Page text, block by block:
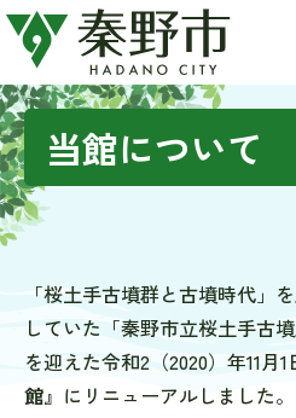
当館について
「桜土手古墳群と古墳時代」
していた「秦野市立桜土手古
を迎えた令和2（2020）年11月1
館』にリニューアルしました。